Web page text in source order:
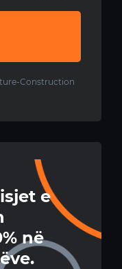
Construction
e
në